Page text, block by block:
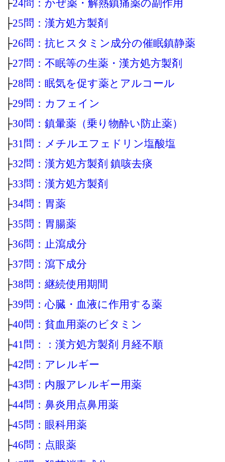
├24問：かぜ薬・解熱鎮痛薬の副作用
├25問：漢方処方製剤
├26問：抗ヒスタミン成分の催眠鎮静薬
├27問：不眠等の生薬・漢方処方製剤
├28問：眠気を促す薬とアルコール
├29問：カフェイン
├30問：鎮暈薬（乗り物酔い防止薬）
├31問：メチルエフェドリン塩酸塩
├32問：漢方処方製剤 鎮咳去痰
├33問：漢方処方製剤
├34問：胃薬
├35問：胃腸薬
├36問：止瀉成分
├37問：瀉下成分
├38問：継続使用期間
├39問：心臓・血液に作用する薬
├40問：貧血用薬のビタミン
├41問：：漢方処方製剤 月経不順
├42問：アレルギー
├43問：内服アレルギー用薬
├44問：鼻炎用点鼻用薬
├45問：眼科用薬
├46問：点眼薬